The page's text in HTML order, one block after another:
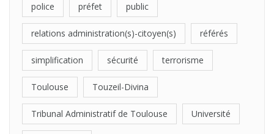
police préfet public
relations administration(s)-citoyen(s) référés
simplification sécurité terrorisme
Toulouse Touzeil-Divina
Tribunal Administratif de Toulouse Université